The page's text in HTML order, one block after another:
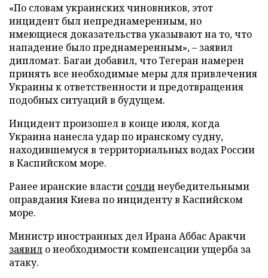
«По словам украинских чиновников, этот
инцидент был непреднамеренным, но
имеющиеся доказательства указывают на то, что
нападение было преднамеренным», – заявил
дипломат. Багаи добавил, что Тегеран намерен
принять все необходимые меры для привлечения
Украины к ответственности и предотвращения
подобных ситуаций в будущем.
Инцидент произошел в конце июля, когда
Украина нанесла удар по иранскому судну,
находившемуся в территориальных водах России
в Каспийском море.
Ранее иранские власти сочлинеубедительными
оправдания Киева по инциденту в Каспийском
море.
Министр иностранных дел Ирана Аббас Аракчи
заявил о необходимости компенсации ущерба за
атаку.